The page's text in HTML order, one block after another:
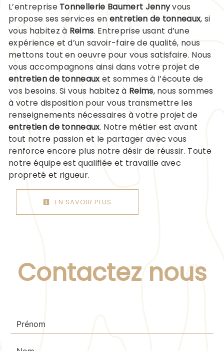
L’entreprise Tonnellerie Baumert Jennyvous
propose ses services en entretien de tonneaux, si
vous habitez à Reims. Entreprise usant d’une
expérience et d’un savoir-faire de qualité, nous
mettons tout en oeuvre pour vous satisfaire. Nous
vous accompagnons ainsi dans votre projet de
entretien de tonneaux et sommes à l’écoute de
vos besoins. Si vous habitez à Reims, nous sommes
à votre disposition pour vous transmettre les
renseignements nécessaires à votre projet de
entretien de tonneaux. Notre métier est avant
tout notre passion et le partager avec vous
renforce encore plus notre désir de réussir. Toute
notre équipe est qualifiée et travaille avec
propreté et rigueur.
EN SAVOIR PLUS
Contactez nous